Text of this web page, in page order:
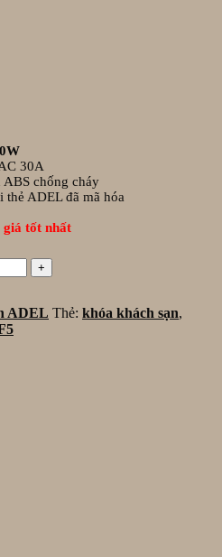
30A
chống cháy
ADEL đã mã hóa
giá tốt nhất
ADEL Thẻ: khóa khách sạn,